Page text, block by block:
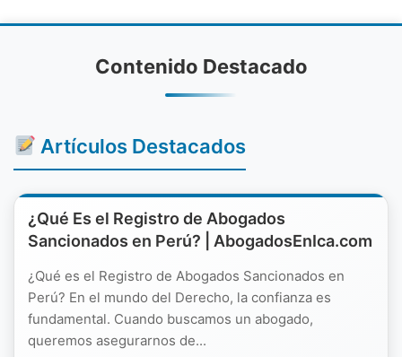
Contenido Destacado
Artículos Destacados
¿Qué Es el Registro de Abogados
Sancionados en Perú? | AbogadosEnIca.com
¿Qué es el Registro de Abogados Sancionados en
Perú? En el mundo del Derecho, la confianza es
fundamental. Cuando buscamos un abogado,
queremos asegurarnos de...